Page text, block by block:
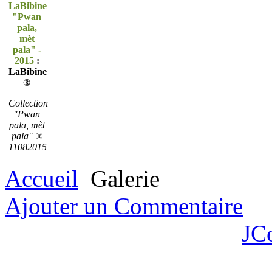
LaBibine
"Pwan
pala,
mèt
pala" -
2015:
LaBibine
®
Collection
"Pwan
pala, mèt
pala" ®
11082015
Accueil Galerie
Ajouter un Commentaire